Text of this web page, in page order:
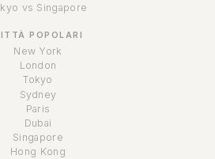
vs Singapore
POPOLARI
New York
London
Tokyo
Sydney
Paris
Dubai
Singapore
Hong Kong